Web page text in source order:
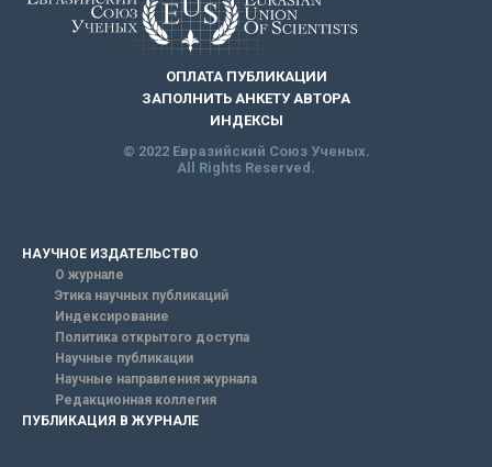
ОПЛАТА ПУБЛИКАЦИИ
ЗАПОЛНИТЬ АНКЕТУ АВТОРА
ИНДЕКСЫ
© 2022 Евразийский Союз Ученых.
All Rights Reserved.
НАУЧНОЕ ИЗДАТЕЛЬСТВО
О журнале
Этика научных публикаций
Индексирование
Политика открытого доступа
Научные публикации
Научные направления журнала
Редакционная коллегия
ПУБЛИКАЦИЯ В ЖУРНАЛЕ